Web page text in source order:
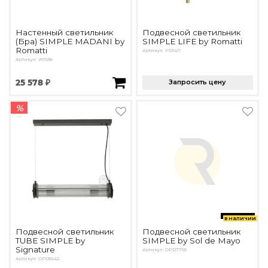
Настенный светильник
(Бра) SIMPLE MADANI by
Romatti
Артикул: W1938
25 578 ₽
Подвесной светильник
SIMPLE LIFE by Romatti
Артикул: PD1411
Запросить цену
%
Подвесной светильник
TUBE SIMPLE by
Signature
Артикул: OPD5642
в наличии
Подвесной светильник
SIMPLE by Sol de Mayo
Артикул: OPD7765